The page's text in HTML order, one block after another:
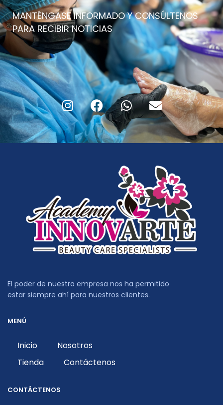
MANTÉNGASE INFORMADO Y CONSÚLTENOS
PARA RECIBIR NOTICIAS
El poder de nuestra empresa nos ha permitido
estar siempre ahí para nuestros clientes.
MENÚ
Inicio
Nosotros
Tienda
Contáctenos
CONTÁCTENOS